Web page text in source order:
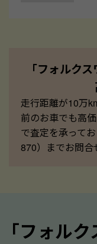
「フォルク
走行距離が10万
前のお車でも高
で査定を承って
870）までお問合
｢フォル